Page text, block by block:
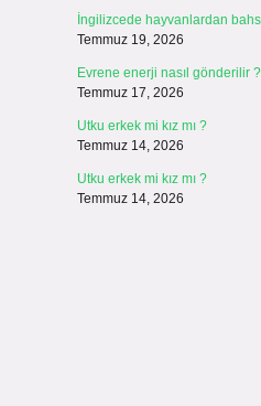
İngilizcede hayvanlardan
Temmuz 19, 2026
Evrene enerji nasıl gönderilir ?
Temmuz 17, 2026
Utku erkek mi kız mı ?
Temmuz 14, 2026
Utku erkek mi kız mı ?
Temmuz 14, 2026